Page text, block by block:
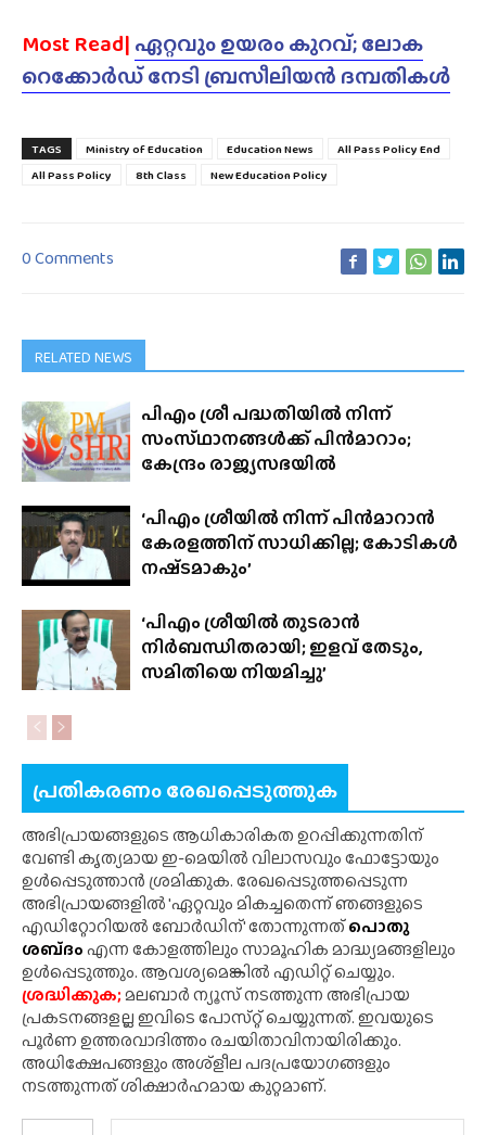
Most Read| ഏറ്റവും ഉയരം കുറവ്; ലോക
റെക്കോർഡ് നേടി ബ്രസീലിയൻ ദമ്പതികൾ
TAGS Ministry of Education Education News
All Pass Policy End
All Pass Policy
8th Class New Education Policy
0 Comments
RELATED NEWS
പിഎം ശ്രീ പദ്ധതിയിൽ നിന്ന്
സംസ്‌ഥാനങ്ങൾക്ക് പിൻമാറാം;
കേന്ദ്രം രാജ്യസഭയിൽ
‘പിഎം ശ്രീയിൽ നിന്ന് പിൻമാറാൻ
കേരളത്തിന് സാധിക്കില്ല; കോടികൾ
നഷ്‌ടമാകും’
‘പിഎം ശ്രീയിൽ തുടരാൻ
നിർബന്ധിതരായി; ഇളവ് തേടും,
സമിതിയെ നിയമിച്ചു’
പ്രതികരണം രേഖപ്പെടുത്തുക
അഭിപ്രായങ്ങളുടെ ആധികാരികത ഉറപ്പിക്കുന്നതിന്
വേണ്ടി കൃത്യമായ ഇ-മെയിൽ വിലാസവും ഫോട്ടോയും
ഉൾപ്പെടുത്താൻ ശ്രമിക്കുക. രേഖപ്പെടുത്തപ്പെടുന്ന
അഭിപ്രായങ്ങളിൽ 'ഏറ്റവും മികച്ചതെന്ന് ഞങ്ങളുടെ
എഡിറ്റോറിയൽ ബോർഡിന്' തോന്നുന്നത്പൊതു
ശബ്‌ദംഎന്ന കോളത്തിലും സാമൂഹിക മാദ്ധ്യമങ്ങളിലും
ഉൾപ്പെടുത്തും. ആവശ്യമെങ്കിൽ എഡിറ്റ് ചെയ്യും.
ശ്രദ്ധിക്കുക;മലബാർ ന്യൂസ് നടത്തുന്ന അഭിപ്രായ
പ്രകടനങ്ങളല്ല ഇവിടെ പോസ്‌റ്റ് ചെയ്യുന്നത്. ഇവയുടെ
പൂർണ ഉത്തരവാദിത്തം രചയിതാവിനായിരിക്കും.
അധിക്ഷേപങ്ങളും അശ്‌ളീല പദപ്രയോഗങ്ങളും
നടത്തുന്നത് ശിക്ഷാർഹമായ കുറ്റമാണ്.